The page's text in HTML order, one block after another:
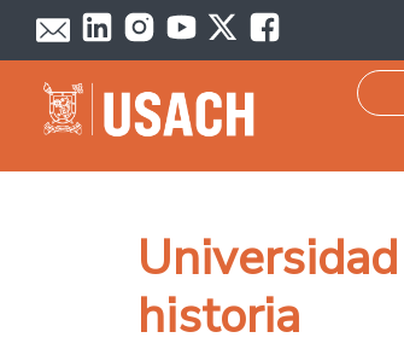
Passar para o conteúdo principal
historia